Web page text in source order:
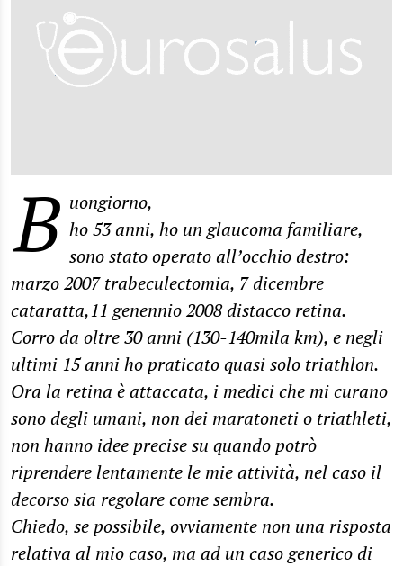
B uongiorno,
ho 53 anni, ho un glaucoma familiare,
sono stato operato all’occhio destro:
marzo 2007 trabeculectomia, 7 dicembre
cataratta,11 genennio 2008 distacco retina.
Corro da oltre 30 anni (130-140mila km), e negli
ultimi 15 anni ho praticato quasi solo triathlon.
Ora la retina è attaccata, i medici che mi curano
sono degli umani, non dei maratoneti o triathleti,
non hanno idee precise su quando potrò
riprendere lentamente le mie attività, nel caso il
decorso sia regolare come sembra.
Chiedo, se possibile, ovviamente non una risposta
relativa al mio caso, ma ad un caso generico di